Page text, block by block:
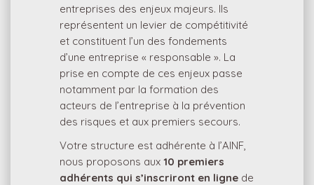
entreprises des enjeux majeurs. Ils
représentent un levier de compétitivité
et constituent l’un des fondements
d’une entreprise « responsable ». La
prise en compte de ces enjeux passe
notamment par la formation des
acteurs de l’entreprise à la prévention
des risques et aux premiers secours.
Votre structure est adhérente à l’AINF,
nous proposons aux 10 premiers
adhérents qui s’inscriront en ligne de